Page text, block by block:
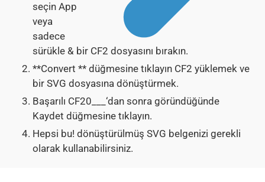
seçin App
veya
sadece
sürükle & bir CF2 dosyasını bırakın.
**Convert ** düğmesine tıklayın CF2 yüklemek ve
bir SVG dosyasına dönüştürmek.
Başarılı CF20___‘dan sonra göründüğünde
Kaydet düğmesine tıklayın.
Hepsi bu! dönüştürülmüş SVG belgenizi gerekli
olarak kullanabilirsiniz.